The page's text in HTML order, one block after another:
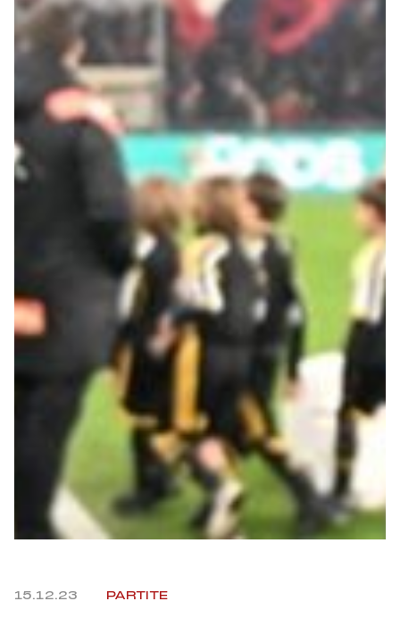
Summer Sale
Mare
Accessori
Party
Helan x Genoa
Isolani x Genoa
Gift Card Online Store
15.12.23 PARTITE